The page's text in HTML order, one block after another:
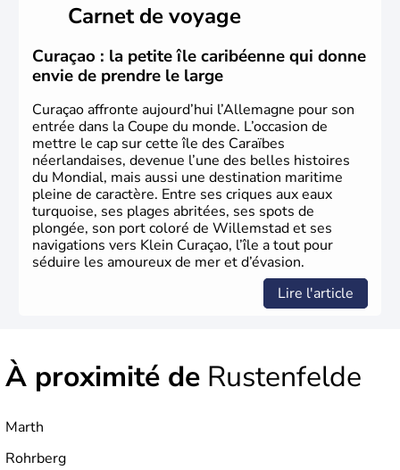
lesquelles bénéficient d'une grande autonomie. Le pays
peut se targuer de grands noms qu'il a vu naître dans tous
les domaines, des arts à la politique en passant par la
philosophie. Hertz, Gutenberg, Heidegger, Thomas Mann,
Herman Hesse ou bien Hegel en font partie.
Carnet de voyage
Curaçao : la petite île caribéenne qui donne
envie de prendre le large
Curaçao affronte aujourd’hui l’Allemagne pour son
entrée dans la Coupe du monde. L’occasion de
mettre le cap sur cette île des Caraïbes
néerlandaises, devenue l’une des belles histoires
du Mondial, mais aussi une destination maritime
pleine de caractère. Entre ses criques aux eaux
turquoise, ses plages abritées, ses spots de
plongée, son port coloré de Willemstad et ses
navigations vers Klein Curaçao, l’île a tout pour
séduire les amoureux de mer et d’évasion.
Lire l'article
À proximité de Rustenfelde
Marth
Rohrberg